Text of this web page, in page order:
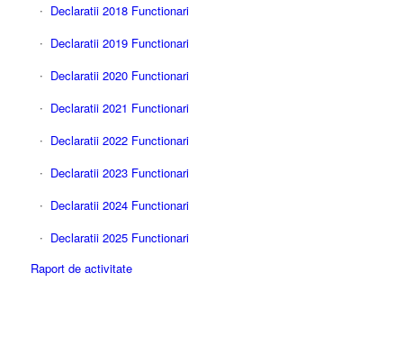
Declaratii 2018 Functionari
Declaratii 2019 Functionari
Declaratii 2020 Functionari
Declaratii 2021 Functionari
Declaratii 2022 Functionari
Declaratii 2023 Functionari
Declaratii 2024 Functionari
Declaratii 2025 Functionari
Raport de activitate